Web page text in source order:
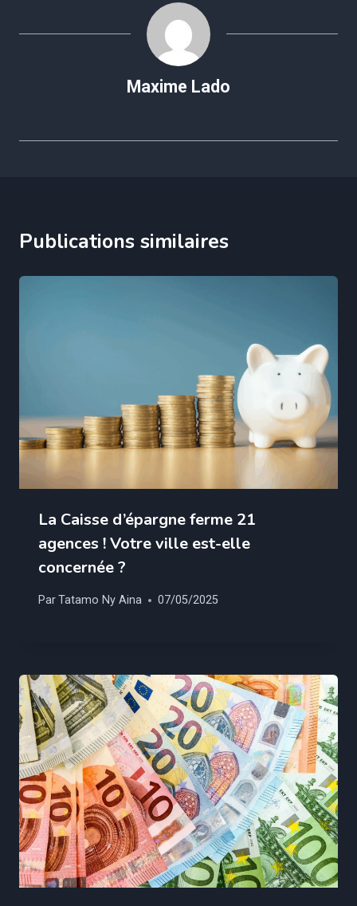
Maxime Lado
Publications similaires
La Caisse d’épargne ferme 21
agences ! Votre ville est-elle
concernée ?
ParTatamo Ny Aina 07/05/2025